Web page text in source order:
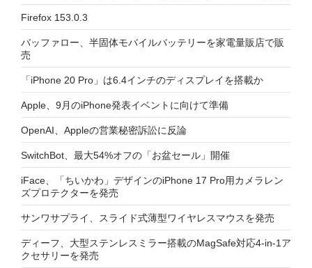
Firefox 153.0.3
バッファロー、半固体モバイルバッテリーを家電量販店で販
売
「iPhone 20 Pro」は6.4インチのディスプレイを搭載か
Apple、9月のiPhone発表イベントに向けて準備
OpenAI、Appleの営業秘密訴訟に反論
SwitchBot、最大54%オフの「お盆セール」開催
iFace、「ちいかわ」デザインのiPhone 17 Pro用カメラレン
ズプロテクターを発売
サンワサプライ、スライド式薄型ワイヤレスマウスを発売
ディーフ、大型ステンレスミラー搭載のMagSafe対応4-in-1ア
クセサリーを発売